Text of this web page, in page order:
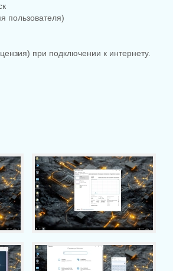
пользователя)
при подключении к интернету.